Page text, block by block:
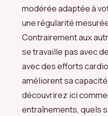
modérée adaptée à
une régularité
Contrairement aux
se travaille pas avec
avec des efforts
améliorent sa
découvrirez ici
entraînements, quels